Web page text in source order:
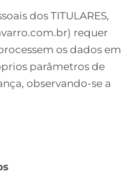
dos TITULARES,
requer
os dados em
parâmetros de
observando-se a